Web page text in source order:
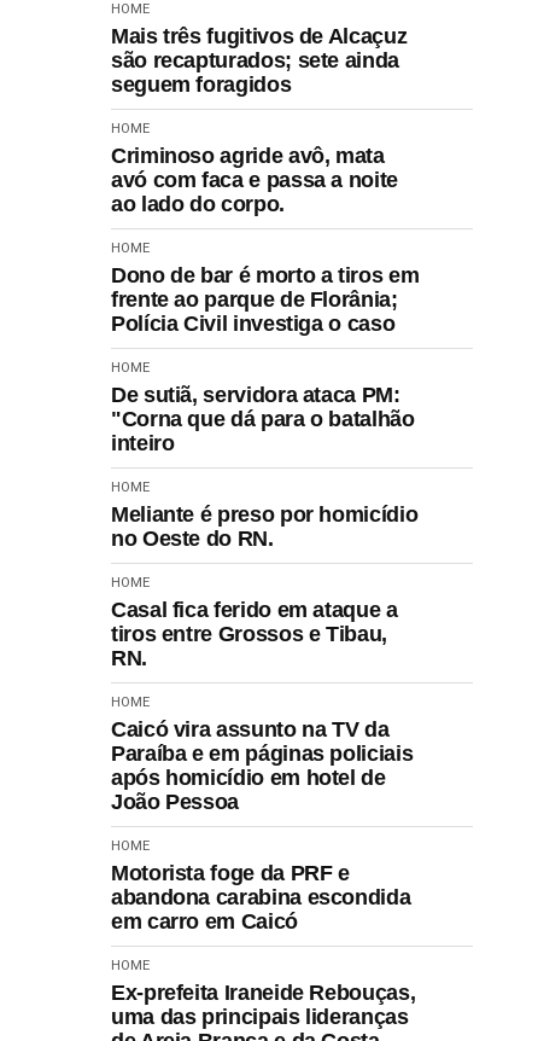
HOME
Mais três fugitivos de Alcaçuz
são recapturados; sete ainda
seguem foragidos
HOME
Criminoso agride avô, mata
avó com faca e passa a noite
ao lado do corpo.
HOME
Dono de bar é morto a tiros em
frente ao parque de Florânia;
Polícia Civil investiga o caso
HOME
De sutiã, servidora ataca PM:
"Corna que dá para o batalhão
inteiro
HOME
Meliante é preso por homicídio
no Oeste do RN.
HOME
Casal fica ferido em ataque a
tiros entre Grossos e Tibau,
RN.
HOME
Caicó vira assunto na TV da
Paraíba e em páginas policiais
após homicídio em hotel de
João Pessoa
HOME
Motorista foge da PRF e
abandona carabina escondida
em carro em Caicó
HOME
Ex-prefeita Iraneide Rebouças,
uma das principais lideranças